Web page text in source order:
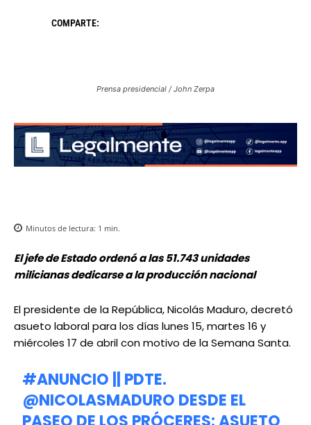
COMPARTE:
Prensa presidencial / John Zerpa
Minutos de lectura: 1 min.
El jefe de Estado ordenó a las 51.743 unidades
milicianas dedicarse a la producción nacional
El presidente de la República, Nicolás Maduro, decretó
asueto laboral para los días lunes 15, martes 16 y
miércoles 17 de abril con motivo de la Semana Santa.
#ANUNCIO || PDTE.
@NICOLASMADURO DESDE EL